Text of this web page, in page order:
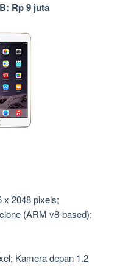
Rp 9 juta
x 2048 pixels;
(ARM v8-based);
Kamera depan 1.2